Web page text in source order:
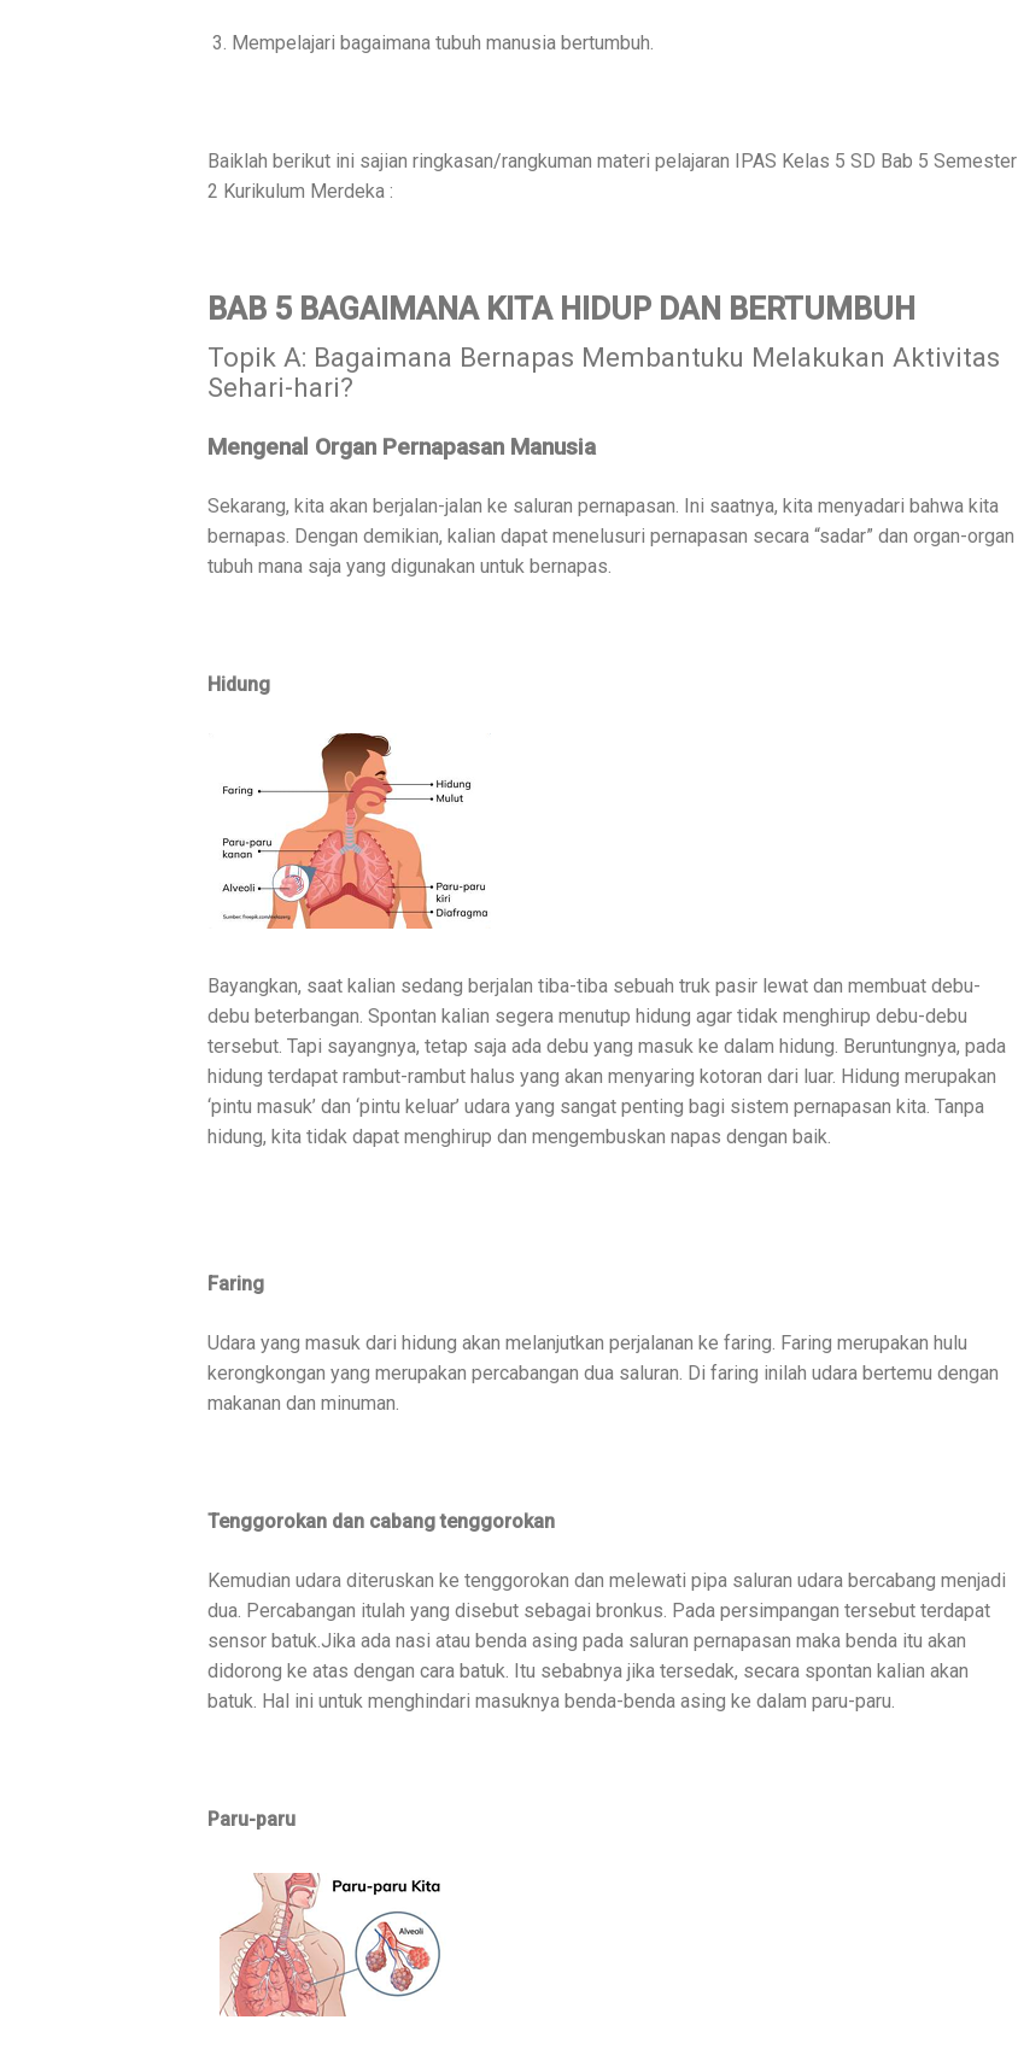
3. Mempelajari bagaimana tubuh manusia bertumbuh.
Baiklah berikut ini sajian ringkasan/rangkuman materi pelajaran IPAS Kelas 5 SD Bab 5 Semester
2 Kurikulum Merdeka :
BAB 5 BAGAIMANA KITA HIDUP DAN BERTUMBUH
Topik A: Bagaimana Bernapas Membantuku Melakukan Aktivitas
Sehari-hari?
Mengenal Organ Pernapasan Manusia
Sekarang, kita akan berjalan-jalan ke saluran pernapasan. Ini saatnya, kita menyadari bahwa kita
bernapas. Dengan demikian, kalian dapat menelusuri pernapasan secara “sadar” dan organ-organ
tubuh mana saja yang digunakan untuk bernapas.
Hidung
Bayangkan, saat kalian sedang berjalan tiba-tiba sebuah truk pasir lewat dan membuat debu-
debu beterbangan. Spontan kalian segera menutup hidung agar tidak menghirup debu-debu
tersebut. Tapi sayangnya, tetap saja ada debu yang masuk ke dalam hidung. Beruntungnya, pada
hidung terdapat rambut-rambut halus yang akan menyaring kotoran dari luar. Hidung merupakan
‘pintu masuk’ dan ‘pintu keluar’ udara yang sangat penting bagi sistem pernapasan kita. Tanpa
hidung, kita tidak dapat menghirup dan mengembuskan napas dengan baik.
Faring
Udara yang masuk dari hidung akan melanjutkan perjalanan ke faring. Faring merupakan hulu
kerongkongan yang merupakan percabangan dua saluran. Di faring inilah udara bertemu dengan
makanan dan minuman.
Tenggorokan dan cabang tenggorokan
Kemudian udara diteruskan ke tenggorokan dan melewati pipa saluran udara bercabang menjadi
dua. Percabangan itulah yang disebut sebagai bronkus. Pada persimpangan tersebut terdapat
sensor batuk.Jika ada nasi atau benda asing pada saluran pernapasan maka benda itu akan
didorong ke atas dengan cara batuk. Itu sebabnya jika tersedak, secara spontan kalian akan
batuk. Hal ini untuk menghindari masuknya benda-benda asing ke dalam paru-paru.
Paru-paru